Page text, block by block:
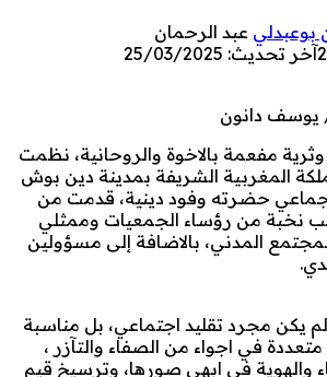
عبد الرحمان
آخر تحديث: 25/03/2025
يوسف دانون
مفعمة بالاخوة والروحانية، نظمت
المغربية الشريفة بمدينة دين بوش
جماعي حضرته وفود دينية، قدمت من
نخبة من رؤساء الجمعيات وممثلي
المدني، بالاضافة إلى مسؤولين
لم يكن مجرد تقليد اجتماعي، بل مناسبة
في اجواء من الصفاء والتآزر ،
والهوية في ابهى صورها، وترسيخ قيم